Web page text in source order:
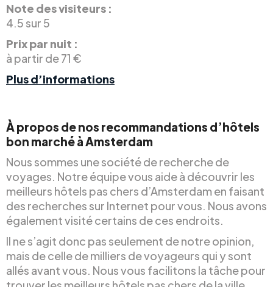
Note des visiteurs :
4.5 sur 5
Prix par nuit :
à partir de 71 €
Plus d’informations
À propos de nos recommandations d’hôtels
bon marché à Amsterdam
Nous sommes une société de recherche de
voyages. Notre équipe vous aide à découvrir les
meilleurs hôtels pas chers d’Amsterdam en faisant
des recherches sur Internet pour vous. Nous avons
également visité certains de ces endroits.
Il ne s’agit donc pas seulement de notre opinion,
mais de celle de milliers de voyageurs qui y sont
allés avant vous. Nous vous facilitons la tâche pour